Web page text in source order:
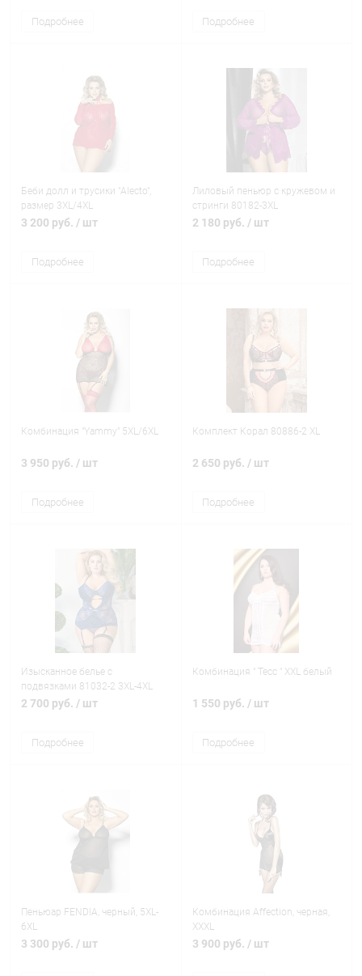
Подробнее Подробнее
Беби долл и трусики "Alecto",
размер 3XL/4XL
3 200 руб. / шт
Подробнее
Лиловый пеньюр с кружевом и
стринги 80182-3XL
2 180 руб. / шт
Подробнее
Комбинация "Yammy" 5XL/6XL
3 950 руб. / шт
Подробнее
Комплект Корал 80886-2 XL
2 650 руб. / шт
Подробнее
Изысканное белье с
подвязками 81032-2 3XL-4XL
2 700 руб. / шт
Подробнее
Комбинация " Тесс " XXL белый
1 550 руб. / шт
Подробнее
Пеньюар FENDIA, черный, 5XL-
6XL
3 300 руб. / шт
Комбинация Affection, черная,
XXXL
3 900 руб. / шт